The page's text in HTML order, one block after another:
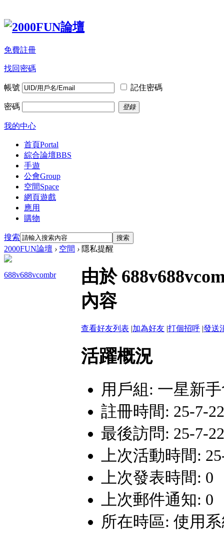
免費註冊
找回密碼
帳號 記住密碼
密碼 登錄
我的中心
首頁Portal
綜合論壇BBS
手遊
公會Group
空間Space
網頁遊戲
應用
購物
搜索 搜索
2000FUN論壇 › 空間 › 隱私提醒
688v688vcombr
由於
內容
查看好友列表 |加為好友 |打個招呼 |發送
活躍概況
用戶組: 一星新
註冊時間: 25-7-
最後訪問: 25-7-
上次活動時間:
上次發表時間: 0
上次郵件通知: 0
所在時區: 使用